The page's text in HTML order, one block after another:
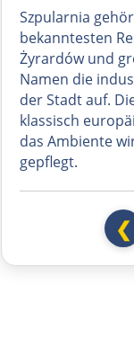
Budapest
Jászberény
Tiszafüred
Debrecen
Szpularnia
bekanntesten
Żyrardów und
Namen die
der Stadt auf.
klassisch
das Ambiente
gepflegt.
❮